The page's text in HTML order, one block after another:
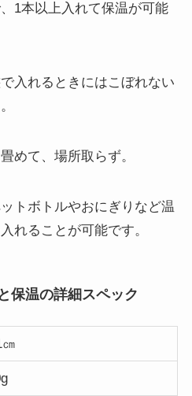
1本以上入れて保温が可能
入れるときにはこぼれない
めて、場所取らず。
トボトルやおにぎりなど温
れることが可能です。
温の詳細スペック